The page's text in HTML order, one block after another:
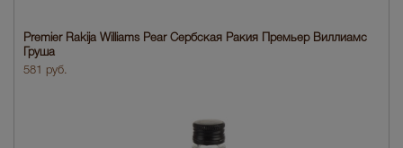
Premier Rakija Williams Pear Сербская Ракия Премьер Виллиамс
Груша
581 руб.